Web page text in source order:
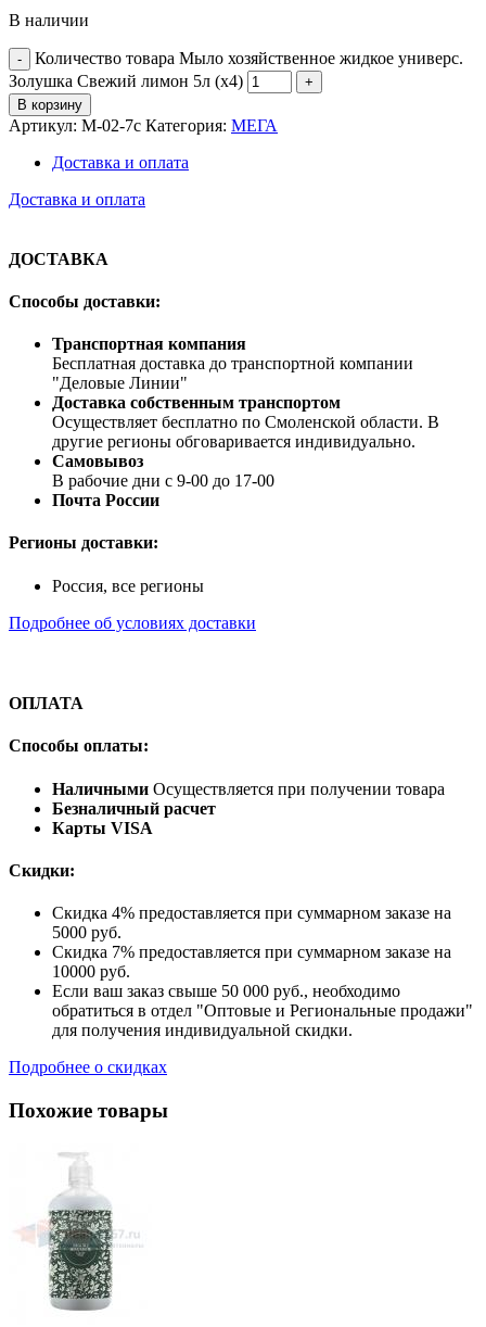
В наличии
Количество товара Мыло хозяйственное жидкое универс.
Золушка Свежий лимон 5л (х4)
В корзину
Артикул: М-02-7с Категория: МЕГА
Доставка и оплата
Доставка и оплата
ДОСТАВКА
Способы доставки:
Транспортная компания
Бесплатная доставка до транспортной компании
"Деловые Линии"
Доставка собственным транспортом
Осуществляет бесплатно по Смоленской области. В
другие регионы обговаривается индивидуально.
Самовывоз
В рабочие дни с 9-00 до 17-00
Почта России
Регионы доставки:
Россия, все регионы
Подробнее об условиях доставки
ОПЛАТА
Способы оплаты:
Наличными Осуществляется при получении товара
Безналичный расчет
Карты VISA
Скидки:
Скидка 4% предоставляется при суммарном заказе на
5000 руб.
Скидка 7% предоставляется при суммарном заказе на
10000 руб.
Если ваш заказ свыше 50 000 руб., необходимо
обратиться в отдел "Оптовые и Региональные продажи"
для получения индивидуальной скидки.
Подробнее о скидках
Похожие товары